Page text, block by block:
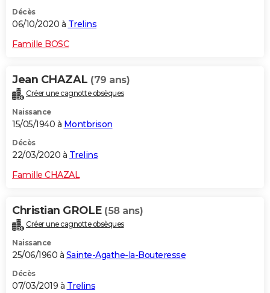
Décès
06/10/2020 à Trelins
Famille BOSC
Jean CHAZAL (79 ans)
Créer une cagnotte obsèques
Naissance
15/05/1940 à Montbrison
Décès
22/03/2020 à Trelins
Famille CHAZAL
Christian GROLE (58 ans)
Créer une cagnotte obsèques
Naissance
25/06/1960 à Sainte-Agathe-la-Bouteresse
Décès
07/03/2019 à Trelins